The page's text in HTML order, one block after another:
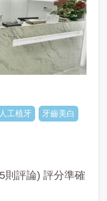
人工植牙 牙齒美白
則評論) 評分準確